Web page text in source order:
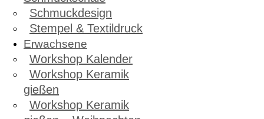
Schmuckdesign
Stempel & Textildruck
Erwachsene
Workshop Kalender
Workshop Keramik
gießen
Workshop Keramik